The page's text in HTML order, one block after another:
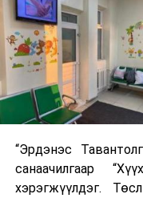
“Эрдэнэс
санаачилгаар
хэрэгжүүлдэг.